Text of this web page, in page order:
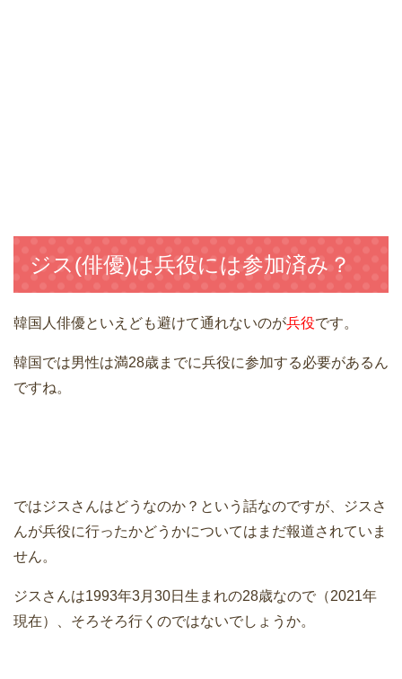
ジス(俳優)は兵役には参加済み？
韓国人俳優といえども避けて通れないのが兵役です。
韓国では男性は満28歳までに兵役に参加する必要があるん
ですね。
ではジスさんはどうなのか？という話なのですが、ジスさ
んが兵役に行ったかどうかについてはまだ報道されていま
せん。
ジスさんは1993年3月30日生まれの28歳なので（2021年
現在）、そろそろ行くのではないでしょうか。